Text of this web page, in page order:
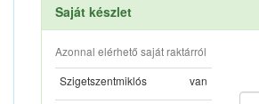
Saját készlet
Azonnal elérhető saját raktárról
Szigetszentmiklós
van